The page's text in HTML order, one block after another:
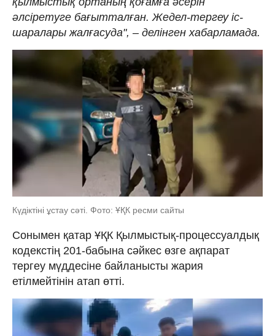
әлсіретуге бағытталған. Жедел-тергеу іс-
шаралары жалғасуда", – делінген хабарламада.
Күдіктіні ұстау сәті. Фото: ҰҚК ресми сайты
Сонымен қатар ҰҚК Қылмыстық-процессуалдық
кодекстің 201-бабына сәйкес өзге ақпарат
тергеу мүддесіне байланысты жария
етілмейтінін атап өтті.